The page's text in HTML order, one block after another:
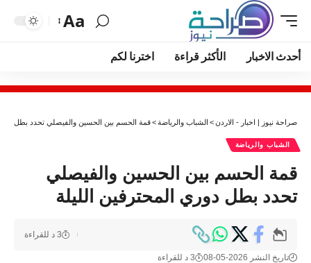
Aa
أحدث الاخبار الأكثر قراءة اخترنا لكم
صراحة نيوز | اخبار - الاردن> الشباب والرياضة>قمة الحسم بين الحسين والفيصلي تحدد بطل دوري
الشباب والرياضة
قمة الحسم بين الحسين والفيصلي
تحدد بطل دوري المحترفين الليلة
تاريخ النشر 2026-05-08 3 د للقراءة
3 د للقراءة